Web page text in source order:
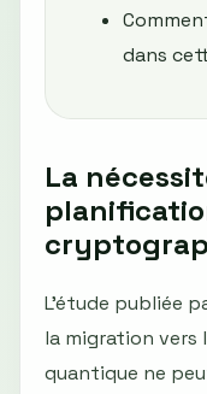
dans
La
L’étude publiée
la migration
quantique ne